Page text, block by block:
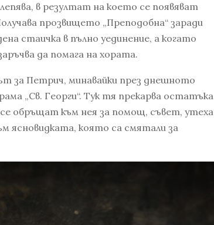
в резултат на което се появяват
прозвището „Преподобна“ заради
стаичка в пълно уединение, а когато
да помага на хората.
за Петрич, минавайки през днешното
„Св. Георги“. Тук тя прекарва остатъка
обръщат към нея за помощ, съвет, утеха
ясновидката, която са смятали за